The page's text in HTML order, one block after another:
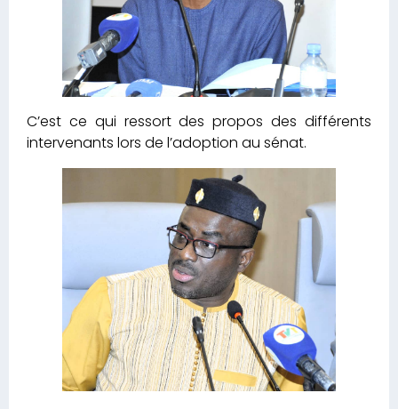
C’est ce qui ressort des propos des différents
intervenants lors de l’adoption au sénat.